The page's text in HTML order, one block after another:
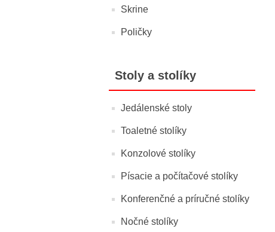
Skrine
Poličky
Stoly a stolíky
Jedálenské stoly
Toaletné stolíky
Konzolové stolíky
Písacie a počítačové stolíky
Konferenčné a príručné stolíky
Nočné stolíky